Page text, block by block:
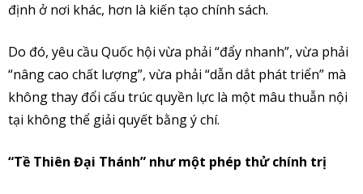
định ở nơi khác, hơn là kiến tạo chính sách.
Do đó, yêu cầu Quốc hội vừa phải “đẩy nhanh”, vừa phải
“nâng cao chất lượng”, vừa phải “dẫn dắt phát triển” mà
không thay đổi cấu trúc quyền lực là một mâu thuẫn nội
tại không thể giải quyết bằng ý chí.
“Tề Thiên Đại Thánh” như một phép thử chính trị